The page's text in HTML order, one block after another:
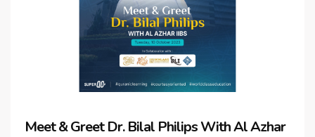
Meet & Greet Dr. Bilal Philips With Al Azhar